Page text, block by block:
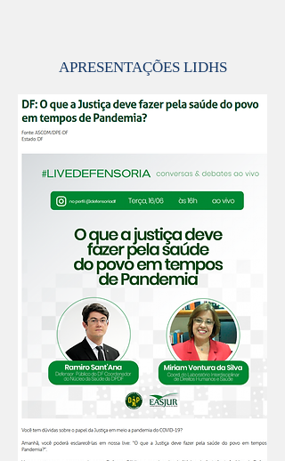
APRESENTAÇÕES LIDHS